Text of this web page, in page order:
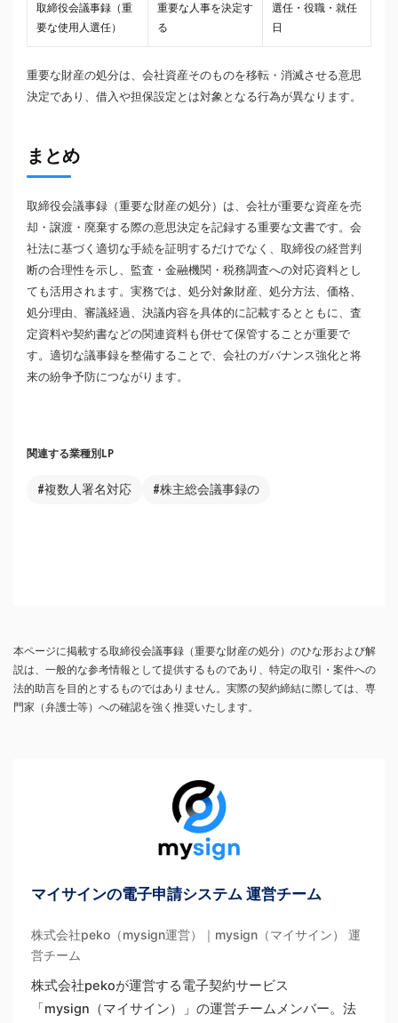
取締役会議事録（重
要な使用人選任）
重要な人事を決定す
る
選任・役職・就任
日
重要な財産の処分は、会社資産そのものを移転・消滅させる意思
決定であり、借入や担保設定とは対象となる行為が異なります。
まとめ
取締役会議事録（重要な財産の処分）は、会社が重要な資産を売
却・譲渡・廃棄する際の意思決定を記録する重要な文書です。会
社法に基づく適切な手続を証明するだけでなく、取締役の経営判
断の合理性を示し、監査・金融機関・税務調査への対応資料とし
ても活用されます。実務では、処分対象財産、処分方法、価格、
処分理由、審議経過、決議内容を具体的に記載するとともに、査
定資料や契約書などの関連資料も併せて保管することが重要で
す。適切な議事録を整備することで、会社のガバナンス強化と将
来の紛争予防につながります。
関連する業種別LP
#複数人署名対応 #株主総会議事録の
本ページに掲載する取締役会議事録（重要な財産の処分）のひな形および解
説は、一般的な参考情報として提供するものであり、特定の取引・案件への
法的助言を目的とするものではありません。実際の契約締結に際しては、専
門家（弁護士等）への確認を強く推奨いたします。
マイサインの電子申請システム 運営チーム
株式会社peko（mysign運営）｜mysign（マイサイン） 運
営チーム
株式会社pekoが運営する電子契約サービス
「mysign（マイサイン）」の運営チームメンバー。法